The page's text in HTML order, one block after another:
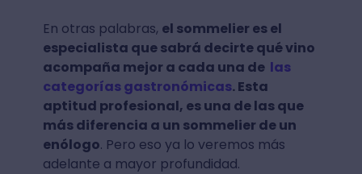
En otras palabras, el sommelier es el
especialista que sabrá decirte qué vino
acompaña mejor a cada una de las
categorías gastronómicas. Esta
aptitud profesional, es una de las que
más diferencia a un sommelier de un
enólogo. Pero eso ya lo veremos más
adelante a mayor profundidad.